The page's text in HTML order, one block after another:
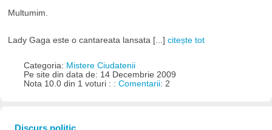
Multumim.
Lady Gaga este o cantareata lansata [...]citește tot
Categoria: Mistere Ciudatenii
Pe site din data de: 14 Decembrie 2009
Nota 10.0 din 1 voturi : : Comentarii: 2